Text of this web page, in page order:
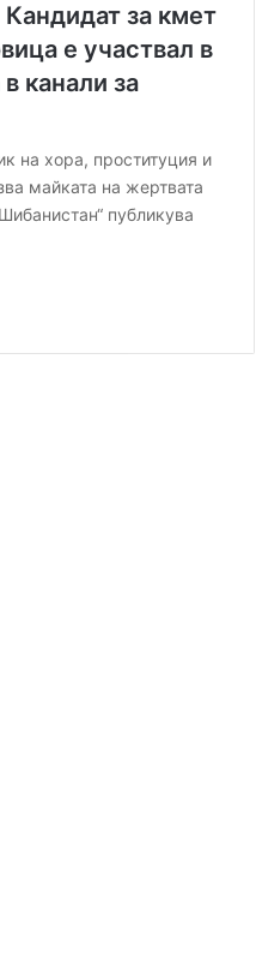
за кмет
е участвал в
канали за
на хора, проституция и
майката на жертвата
публикува